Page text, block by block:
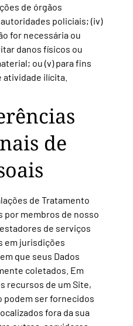
de órgãos
policiais; (iv)
for necessária ou
danos físicos ou
ou (v) para fins
atividade ilícita.
de
de Tratamento
por membros de nosso
de serviços
em jurisdições
que seus Dados
coletados. Em
recursos de um Site,
podem ser fornecidos
fora da sua